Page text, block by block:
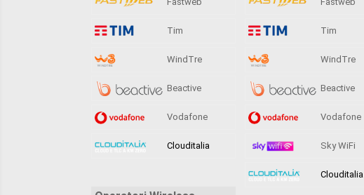
Tim
WindTre
Beactive
Vodafone
Clouditalia
Tim
WindTre
Beactive
Vodafone
Sky WiFi
Clouditalia